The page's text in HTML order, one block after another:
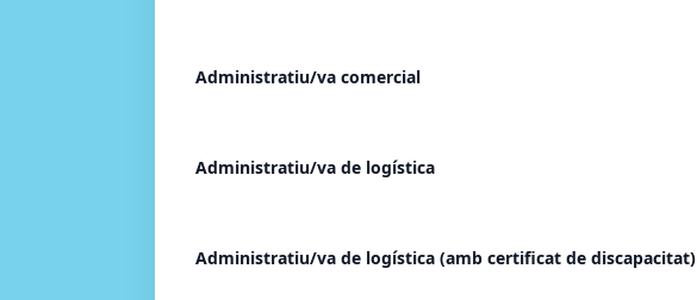
Administratiu/va comercial
Administratiu/va de logística
Administratiu/va de logística (amb certificat de discapacitat)